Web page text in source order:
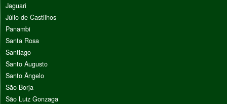
Jaguari
Júlio de Castilhos
Panambi
Santa Rosa
Santiago
Santo Augusto
Santo Ângelo
São Borja
São Luiz Gonzaga